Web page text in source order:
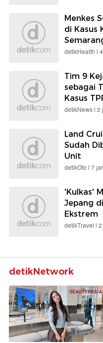
Menkes
di Kasus
detikHealth |
Tim 9
sebagai
Kasus
detikNews | 2
Land
Sudah
Unit
detikOto | 7
'Kulkas'
Jepang
Ekstrem
detikTravel |
detikNetwork